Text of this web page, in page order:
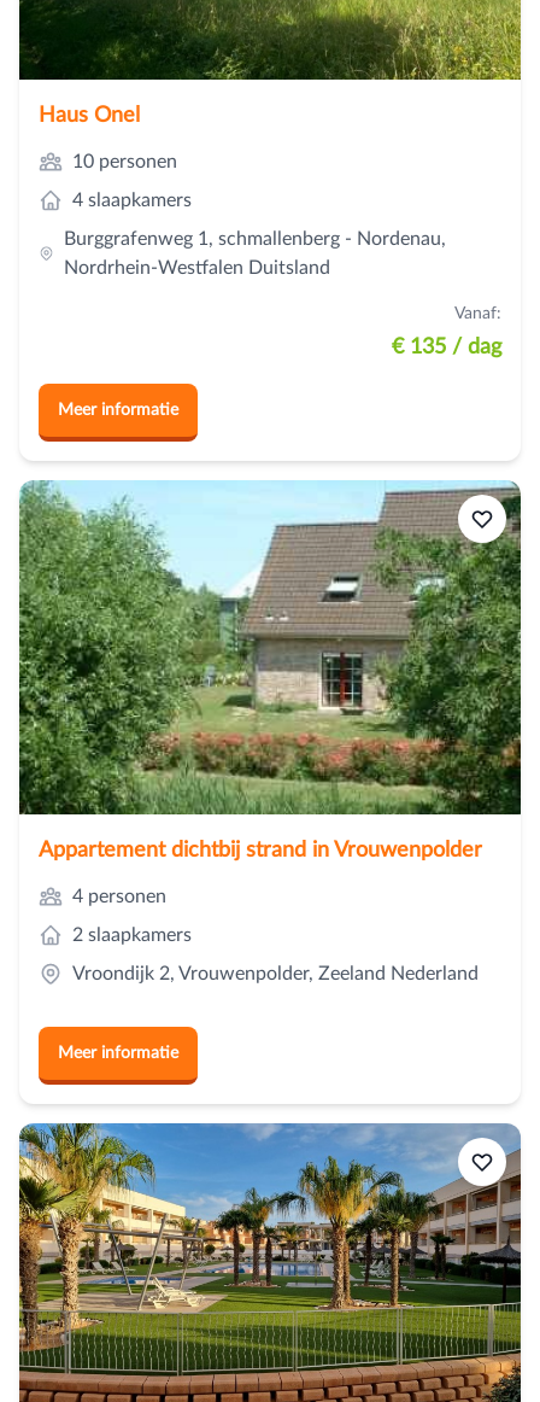
Haus Onel
10 personen
4 slaapkamers
Burggrafenweg 1, schmallenberg - Nordenau,
Nordrhein-Westfalen Duitsland
Vanaf:
€ 135 / dag
Meer informatie
Appartement dichtbij strand in Vrouwenpolder
4 personen
2 slaapkamers
Vroondijk 2, Vrouwenpolder, Zeeland Nederland
Meer informatie